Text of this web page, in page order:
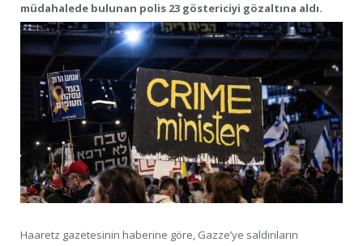
müdahalede bulunan polis 23 göstericiyi gözaltına aldı.
Haaretz gazetesinin haberine göre, Gazze’ye saldırıların